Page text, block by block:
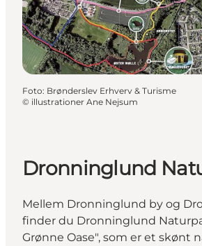
Foto: Brønderslev Erhverv & Turisme
© illustrationer Ane Nejsum
Dronninglund
Mellem Dronninglund by og
finder du Dronninglund
Grønne Oase", som er et skønt